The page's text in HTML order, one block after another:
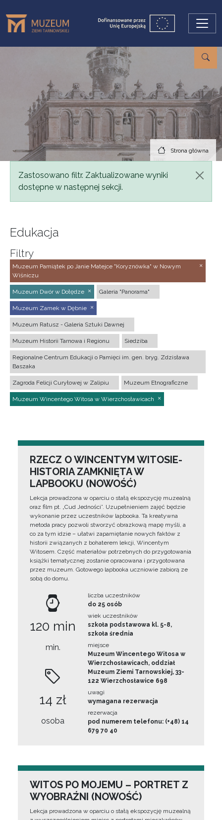
Strona główna
Komunikat
Zastosowano filtr. Zaktualizowane wyniki
dostępne w następnej sekcji.
Edukacja
Filtry
Muzeum Pamiątek po Janie Matejce "Koryznówka" w Nowym
Wiśniczu
Muzeum Dwór w Dołędze Galeria "Panorama"
Muzeum Zamek w Dębnie
Muzeum Ratusz - Galeria Sztuki Dawnej
Muzeum Historii Tarnowa i Regionu Siedziba
Regionalne Centrum Edukacji o Pamięci im. gen. bryg. Zdzisława
Baszaka
Zagroda Felicji Curyłowej w Zalipiu Muzeum Etnograficzne
Muzeum Wincentego Witosa w Wierzchosławicach
RZECZ O WINCENTYM WITOSIE-
HISTORIA ZAMKNIĘTA W
LAPBOOKU (NOWOŚĆ)
Lekcja prowadzona w oparciu o stałą ekspozycję muzealną
oraz film pt. „Cud Jedności”. Uzupełnieniem zajęć będzie
wykonanie przez uczestników lapbooka. Ta kreatywna
metoda pracy pozwoli stworzyć obrazkową mapę myśli, a
co za tym idzie – ułatwi zapamiętanie nowych faktów z
historii związanych z bohaterem lekcji, Wincentym
Witosem. Część materiałów potrzebnych do przygotowania
książki tematycznej zostanie opracowana i przygotowana
przez muzeum. Gotowego lapbooka uczniowie zabiorą ze
sobą do domu.
120 min
min.
14 zł
osoba
liczba uczestników
do 25 osób
wiek uczestników
szkoła podstawowa kl. 5-8,
szkoła średnia
miejsce
Muzeum Wincentego Witosa w
Wierzchosławicach, oddział
Muzeum Ziemi Tarnowskiej, 33-
122 Wierzchosławice 698
uwagi
wymagana rezerwacja
rezerwacja
pod numerem telefonu: (+48) 14
679 70 40
WITOS PO MOJEMU – PORTRET Z
WYOBRAŹNI (NOWOŚĆ)
Lekcja prowadzona w oparciu o stałą ekspozycję muzealną